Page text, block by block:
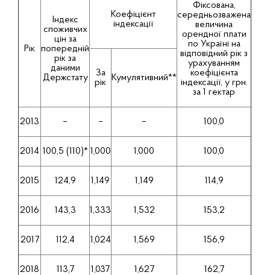
Рік
Індекс
споживчих
цін за
попередній
рік за
даними
Держстату
Коефіцієнт
індексації
Фіксована,
середньозважена
величина
орендної плати
по Україні на
відповідний рік з
урахуванням
коефіцієнта
індексації, у грн.
за 1 гектар
За
рік
Кумулятивний**
2013 – – – 100,0
2014 100,5 (110)* 1,000 1,000 100,0
2015 124,9 1,149 1,149 114,9
2016 143,3 1,333 1,532 153,2
2017 112,4 1,024 1,569 156,9
2018 113,7 1,037 1,627 162,7